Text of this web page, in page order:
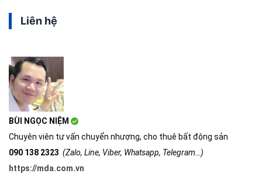
Liên hệ
BÙI NGỌC NIỆM
Chuyên viên tư vấn chuyển nhượng, cho thuê bất động sản
090 138 2323 (Zalo, Line, Viber, Whatsapp, Telegram…)
https://mda.com.vn